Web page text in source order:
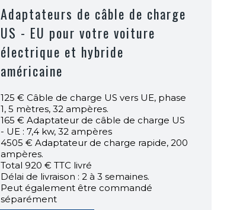
Adaptateurs de câble de charge
US - EU pour votre voiture
électrique et hybride
américaine
125 € Câble de charge US vers UE, phase
1, 5 mètres, 32 ampères.
165 € Adaptateur de câble de charge US
- UE : 7,4 kw, 32 ampères
4505 € Adaptateur de charge rapide, 200
ampères.
Total 920 € TTC livré
Délai de livraison : 2 à 3 semaines.
Peut également être commandé
séparément